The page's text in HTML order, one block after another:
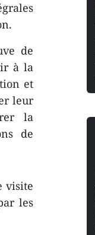
de
à la
et
leur
la
de
visite
les